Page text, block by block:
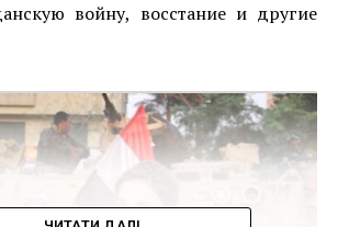
войну, восстание и другие